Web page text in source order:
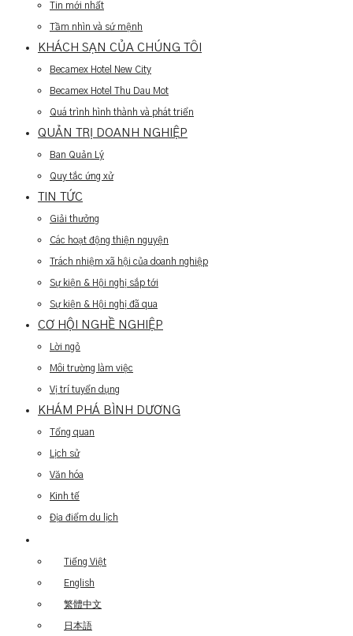
Tin mới nhất
Tầm nhìn và sứ mệnh
KHÁCH SẠN CỦA CHÚNG TÔI
Becamex Hotel New City
Becamex Hotel Thu Dau Mot
Quá trình hình thành và phát triển
QUẢN TRỊ DOANH NGHIỆP
Ban Quản Lý
Quy tắc ứng xử
TIN TỨC
Giải thưởng
Các hoạt động thiện nguyện
Trách nhiệm xã hội của doanh nghiệp
Sự kiện & Hội nghị sắp tới
Sự kiện & Hội nghị đã qua
CƠ HỘI NGHỀ NGHIỆP
Lời ngỏ
Môi trường làm việc
Vị trí tuyển dụng
KHÁM PHÁ BÌNH DƯƠNG
Tổng quan
Lịch sử
Văn hóa
Kinh tế
Địa điểm du lịch
Tiếng Việt
English
繁體中文
日本語